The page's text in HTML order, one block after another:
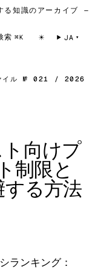
識のアーカイブ — プロ
索 ⌘K ☀ JA
イル № 021 / 2026
向けプ
制限と
る方法
ランキング：